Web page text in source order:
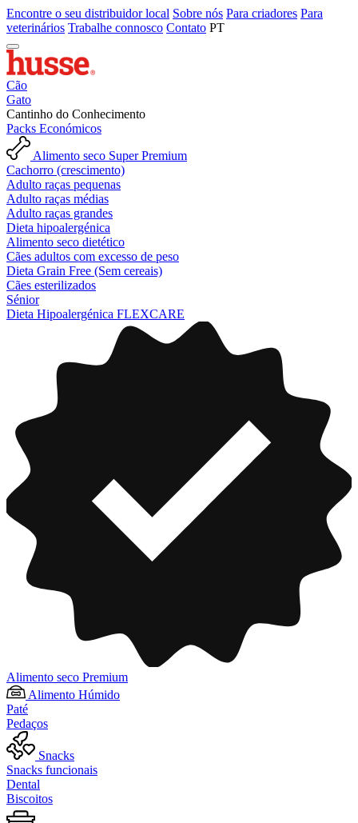
Encontre o seu distribuidor local Sobre nós Para criadores Para
veterinários Trabalhe connosco Contato PT
Cão
Gato
Cantinho do Conhecimento
Packs Económicos
Alimento seco Super Premium
Cachorro (crescimento)
Adulto raças pequenas
Adulto raças médias
Adulto raças grandes
Dieta hipoalergénica
Alimento seco dietético
Cães adultos com excesso de peso
Dieta Grain Free (Sem cereais)
Cães esterilizados
Sénior
Dieta Hipoalergénica FLEXCARE
Alimento seco Premium
Alimento Húmido
Paté
Pedaços
Snacks
Snacks funcionais
Dental
Biscoitos